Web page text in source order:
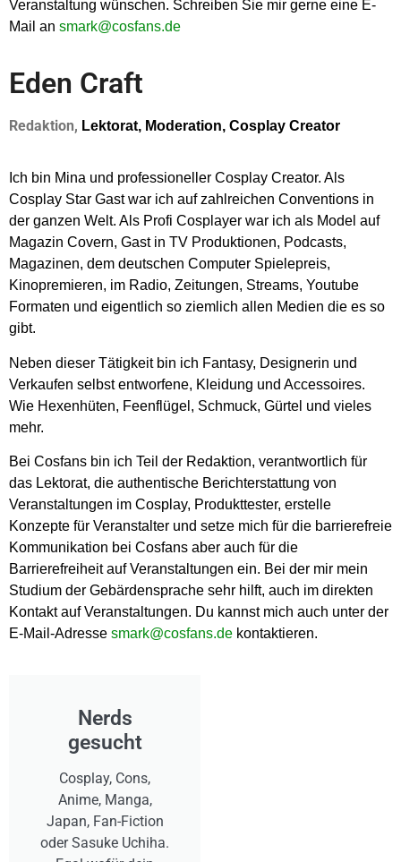
Veranstaltung wünschen. Schreiben Sie mir gerne eine E-
Mail an smark@cosfans.de
Eden Craft
Redaktion, Lektorat, Moderation, Cosplay Creator
Ich bin Mina und professioneller Cosplay Creator. Als
Cosplay Star Gast war ich auf zahlreichen Conventions in
der ganzen Welt. Als Profi Cosplayer war ich als Model auf
Magazin Covern, Gast in TV Produktionen, Podcasts,
Magazinen, dem deutschen Computer Spielepreis,
Kinopremieren, im Radio, Zeitungen, Streams, Youtube
Formaten und eigentlich so ziemlich allen Medien die es so
gibt.
Neben dieser Tätigkeit bin ich Fantasy, Designerin und
Verkaufen selbst entworfene, Kleidung und Accessoires.
Wie Hexenhüten, Feenflügel, Schmuck, Gürtel und vieles
mehr.
Bei Cosfans bin ich Teil der Redaktion, verantwortlich für
das Lektorat, die authentische Berichterstattung von
Veranstaltungen im Cosplay, Produkttester, erstelle
Konzepte für Veranstalter und setze mich für die barrierefreie
Kommunikation bei Cosfans aber auch für die
Barrierefreiheit auf Veranstaltungen ein. Bei der mir mein
Studium der Gebärdensprache sehr hilft, auch im direkten
Kontakt auf Veranstaltungen. Du kannst mich auch unter der
E-Mail-Adresse smark@cosfans.de kontaktieren.
Nerds
gesucht
Cosplay, Cons,
Anime, Manga,
Japan, Fan-Fiction
oder Sasuke Uchiha.